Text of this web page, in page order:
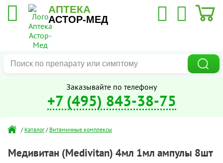
АПТЕКА
АСТОР-МЕД
Заказывайте по телефону
+7 (495) 843-38-75
/ Каталог / Витаминные комплексы
Медивитан (Medivitan) 4мл 1мл ампулы 8шт